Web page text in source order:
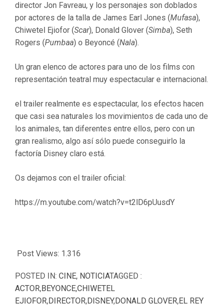
director Jon Favreau, y los personajes son doblados
por actores de la talla de James Earl Jones (Mufasa),
Chiwetel Ejiofor (Scar), Donald Glover (Simba), Seth
Rogers (Pumbaa) o Beyoncé (Nala).
Un gran elenco de actores para uno de los films con
representación teatral muy espectacular e internacional.
el trailer realmente es espectacular, los efectos hacen
que casi sea naturales los movimientos de cada uno de
los animales, tan diferentes entre ellos, pero con un
gran realismo, algo así sólo puede conseguirlo la
factoría Disney claro está.
Os dejamos con el trailer oficial:
https://m.youtube.com/watch?v=t2lD6pUusdY
Post Views: 1.316
POSTED IN: CINE, NOTICIATAGGED :
ACTOR,BEYONCE,CHIWETEL
EJIOFOR,DIRECTOR,DISNEY,DONALD GLOVER,EL REY